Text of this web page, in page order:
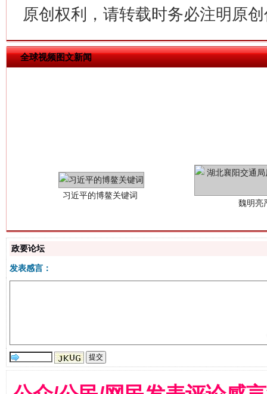
原创权利，请转载时务必注明原
全球视频图文新闻
生
政要论坛
发表感言：